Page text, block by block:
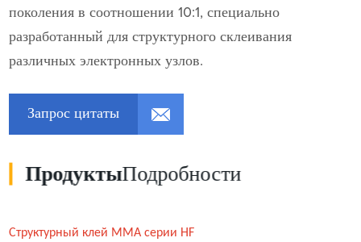
поколения в соотношении 10:1, специально
разработанный для структурного склеивания
различных электронных узлов.
Запрос цитаты
ПродуктыПодробности
Структурный клей ММА серии HF